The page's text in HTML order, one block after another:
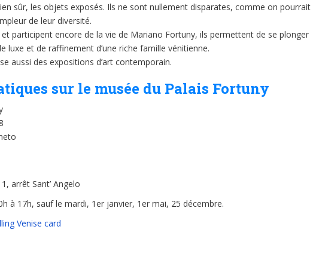
sûr, les objets exposés. Ils ne sont nullement disparates, comme on pourrait
de leur diversité.
participent encore de la vie de Mariano Fortuny, ils permettent de se plonger
luxe et de raffinement d’une riche famille vénitienne.
aussi des expositions d’art contemporain.
sur le musée du Palais Fortuny
arrêt Sant’ Angelo
à 17h, sauf le mardi, 1er janvier, 1er mai, 25 décembre.
Venise card